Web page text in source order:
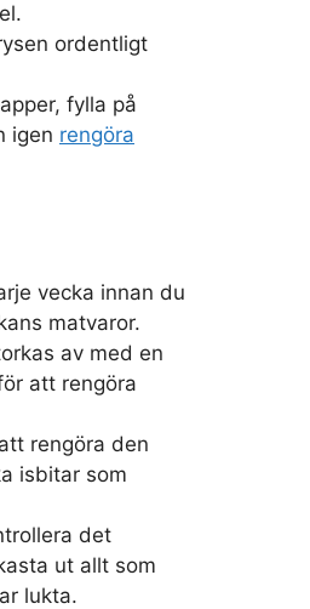
ordentligt
fylla på
igen rengöra
vecka innan du
matvaror.
av med en
att rengöra
rengöra den
isbitar som
det
ut allt som
lukta.